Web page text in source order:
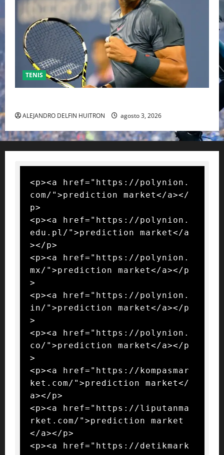
TENIS
ALEJANDRO DELFIN HUITRON agosto 3, 2026
<p><a href="https://polynion.
com/">prediction market</a></
p>
<p><a href="https://polynion.
edu.pl/">prediction market</a
></p>
<p><a href="https://polynion.
mx/">prediction market</a></p
>
<p><a href="https://polynion.
in/">prediction market</a></p
>
<p><a href="https://polynion.
co/">prediction market</a></p
>
<p><a href="https://kompasmar
ket.com/">prediction market</
a></p>
<p><a href="https://liputanma
rket.com/">prediction market
</a></p>
<p><a href="https://detikmark